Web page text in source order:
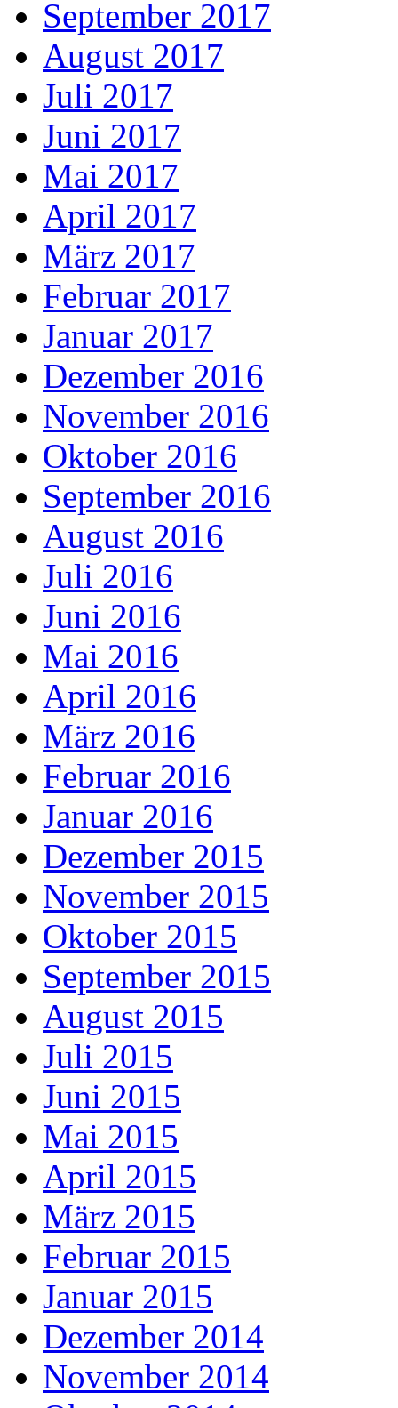
September 2017
August 2017
Juli 2017
Juni 2017
Mai 2017
April 2017
März 2017
Februar 2017
Januar 2017
Dezember 2016
November 2016
Oktober 2016
September 2016
August 2016
Juli 2016
Juni 2016
Mai 2016
April 2016
März 2016
Februar 2016
Januar 2016
Dezember 2015
November 2015
Oktober 2015
September 2015
August 2015
Juli 2015
Juni 2015
Mai 2015
April 2015
März 2015
Februar 2015
Januar 2015
Dezember 2014
November 2014